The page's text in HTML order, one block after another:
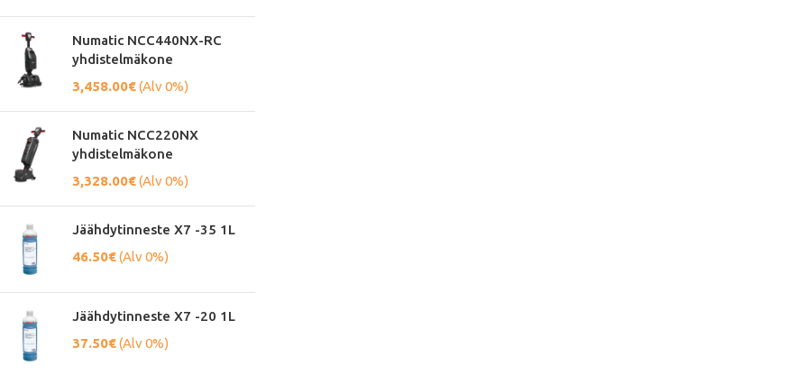
Numatic NCC440NX-RC
yhdistelmäkone
3,458.00€(Alv 0%)
Numatic NCC220NX
yhdistelmäkone
3,328.00€(Alv 0%)
Jäähdytinneste X7 -35 1L
46.50€(Alv 0%)
Jäähdytinneste X7 -20 1L
37.50€(Alv 0%)